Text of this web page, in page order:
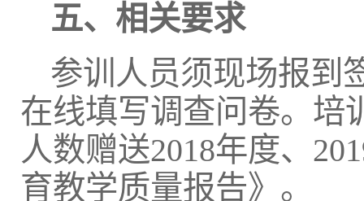
五、相关要求
参训人员须现场报到
在线填写调查问卷。培
人数赠送2018年度、
育教学质量报告》。